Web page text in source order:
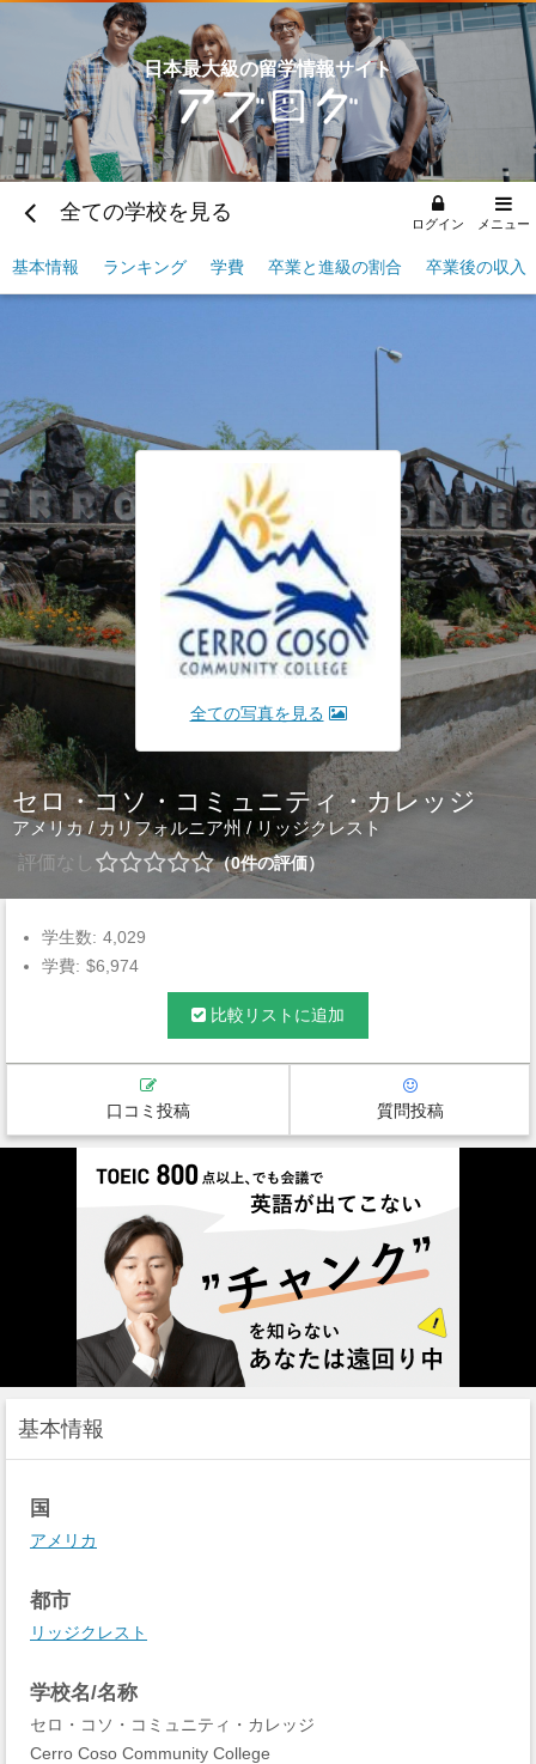
日本最大級の留学情報サイト
全ての学校を見る ログイン メニュー
基本情報 ランキング 学費 卒業と進級の割合 卒業後の収入
全ての写真を見る
セロ・コソ・コミュニティ・カレッジ
アメリカ/ カリフォルニア州 / リッジクレスト
評価なし
0件の評価
学生数: 4,029
学費: $6,974
比較リストに追加
口コミ投稿 質問投稿
基本情報
国
アメリカ
都市
リッジクレスト
学校名/名称
セロ・コソ・コミュニティ・カレッジ
Cerro Coso Community College